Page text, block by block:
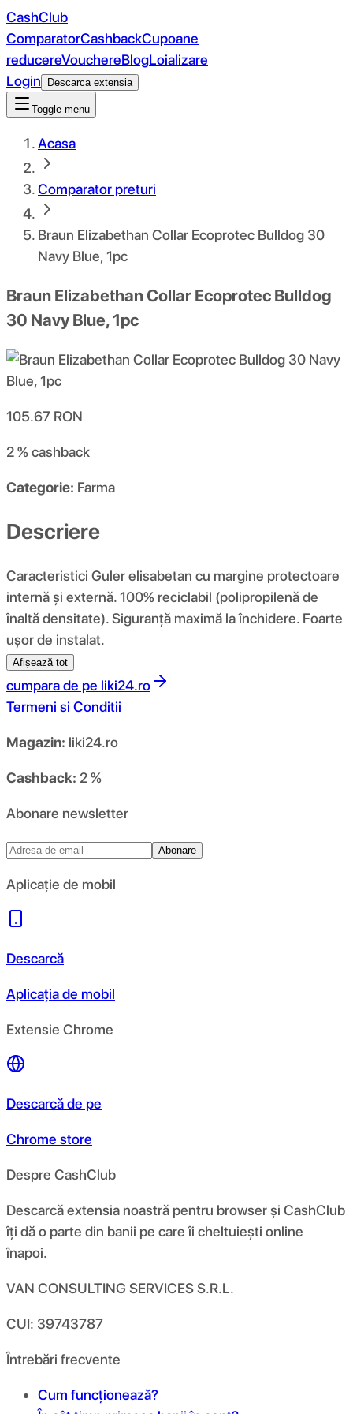
CashClub
ComparatorCashbackCupoane
reducereVouchereBlogLoializare
Login
Descarca extensia
Toggle menu
Acasa
Comparator preturi
Braun Elizabethan Collar Ecoprotec Bulldog 30
Navy Blue, 1pc
Braun Elizabethan Collar Ecoprotec Bulldog
30 Navy Blue, 1pc
105.67 RON
2 %cashback
Categorie: Farma
Descriere
Caracteristici Guler elisabetan cu margine protectoare
internă și externă. 100% reciclabil (polipropilenă de
înaltă densitate). Siguranță maximă la închidere. Foarte
ușor de instalat.
Afișează tot
cumpara de pe liki24.ro
Termeni si Conditii
Magazin: liki24.ro
Cashback: 2 %
Abonare newsletter
Abonare
Aplicație de mobil
Descarcă
Aplicația de mobil
Extensie Chrome
Descarcă de pe
Chrome store
Despre CashClub
Descarcă extensia noastră pentru browser și CashClub
îți dă o parte din banii pe care îi cheltuiești online
înapoi.
VAN CONSULTING SERVICES S.R.L.
CUI: 39743787
Întrebări frecvente
Cum funcționează?